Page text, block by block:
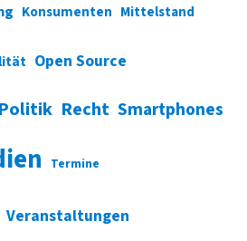
Konsumenten Mittelstand
Open Source
Politik Recht Smartphones
Termine
Veranstaltungen